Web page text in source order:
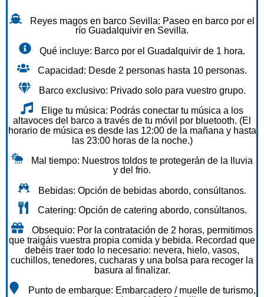
Reyes magos en barco Sevilla: Paseo en barco por el
río Guadalquivir en Sevilla.
Qué incluye: Barco por el Guadalquivir de 1 hora.
Capacidad: Desde 2 personas hasta 10 personas.
Barco exclusivo: Privado solo para vuestro grupo.
Elige tu música: Podrás conectar tu música a los
altavoces del barco a través de tu móvil por bluetooth. (El
horario de música es desde las 12:00 de la mañana y hasta
las 23:00 horas de la noche.)
Mal tiempo: Nuestros toldos te protegerán de la lluvia
y del frio.
Bebidas: Opción de bebidas abordo, consúltanos.
Catering: Opción de catering abordo, consúltanos.
Obsequio: Por la contratación de 2 horas, permitimos
que traigáis vuestra propia comida y bebida. Recordad que
debéis traer todo lo necesario: nevera, hielo, vasos,
cuchillos, tenedores, cucharas y una bolsa para recoger la
basura al finalizar.
Punto de embarque: Embarcadero / muelle de turismo,